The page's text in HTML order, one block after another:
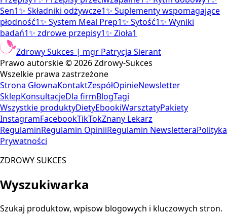
Sen1✨ Składniki odżywcze1✨ Suplementy wspomagające
płodność1✨ System Meal Prep1✨ Sytość1✨ Wyniki
badań1✨ zdrowe przepisy1✨ Zioła1
Zdrowy Sukces | mgr Patrycja Sierant
Prawo autorskie ©2026Zdrowy-Sukces
Wszelkie prawa zastrzeżone
Strona GłownaKontaktZespółOpinieNewsletter
SklepKonsultacjeDla firmBlogTagi
Wszystkie produktyDietyEbookiWarsztatyPakiety
InstagramFacebookTikTokZnany Lekarz
RegulaminRegulamin OpiniiRegulamin NewsletteraPolityka
Prywatności
ZDROWY SUKCES
Wyszukiwarka
Szukaj produktow, wpisow blogowych i kluczowych stron.